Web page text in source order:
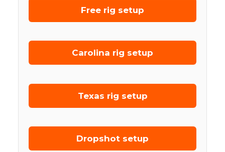
Free rig setup
Carolina rig setup
Texas rig setup
Dropshot setup